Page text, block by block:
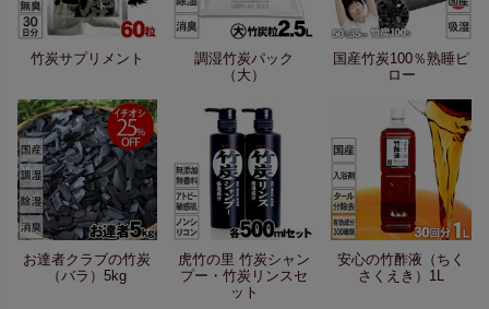
竹炭サプリメント
調湿竹炭パック
（大）
国産竹炭100％熟睡ピ
ロー
お達者クラブの竹炭
（バラ）5kg
虎竹の里 竹炭シャン
プー・竹炭リンスセ
ット
安心の竹酢液（ちく
さくえき）1L